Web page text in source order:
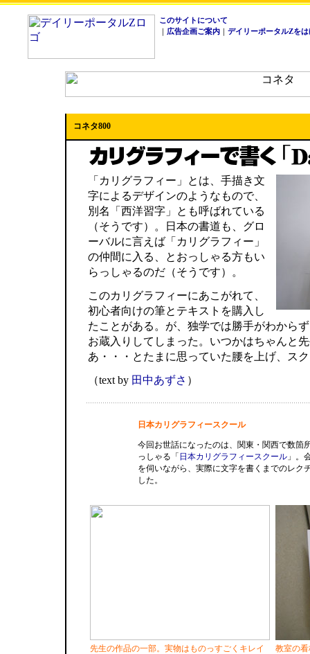
このサイトについて
｜ 広告企画ご案内 ｜ デイリーポータルZを
コネタ800
「カリグラフィー」とは、手描き文
字によるデザインのようなもので、
別名「西洋習字」とも呼ばれている
（そうです）。日本の書道も、グロ
ーバルに言えば「カリグラフィー」
の仲間に入る、とおっしゃる方もい
らっしゃるのだ（そうです）。
このカリグラフィーにあこがれて、
初心者向けの筆とテキストを購入し
たことがある。が、独学では勝手がわから
お蔵入りしてしまった。いつかはちゃんと
あ・・・とたまに思っていた腰を上げ、ス
（text by 田中あずさ ）
日本カリグラフィースクール
今回お世話になったのは、関東・関西で数箇
っしゃる「 日本カリグラフィースクール」。
を伺いながら、実際に文字を書くまでのレク
した。
先生の作品の一部。実物はものっすごくキレイ
教室の